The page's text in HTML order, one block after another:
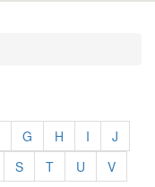
G H I
J
S T U
V